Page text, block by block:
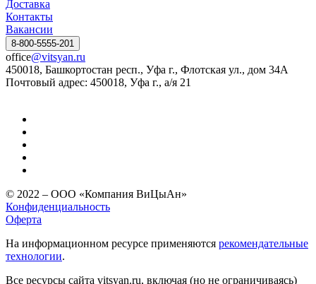
Доставка
Контакты
Вакансии
8-800-5555-201
office@vitsyan.ru
450018, Башкортостан респ., Уфа г., Флотская ул., дом 34А
Почтовый адрес: 450018, Уфа г., а/я 21
© 2022 – ООО «Компания ВиЦыАн»
Конфиденциальность
Оферта
На информационном ресурсе применяются рекомендательные
технологии.
Все ресурсы сайта vitsyan.ru, включая (но не ограничиваясь)